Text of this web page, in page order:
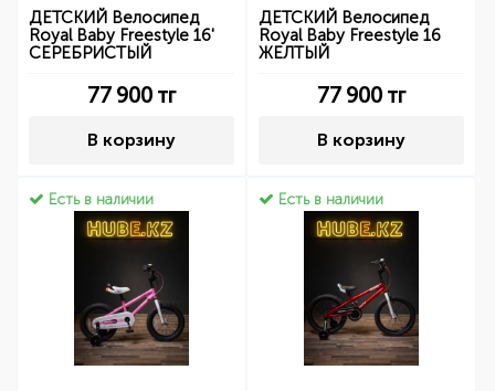
ДЕТСКИЙ Велосипед
Royal Baby Freestyle 16'
СЕРЕБРИСТЫЙ
77 900 тг
В корзину
ДЕТСКИЙ Велосипед
Royal Baby Freestyle 16
ЖЕЛТЫЙ
77 900 тг
В корзину
Есть в наличии Есть в наличии